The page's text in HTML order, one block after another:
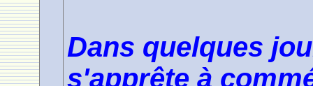
Dans quelques
s'apprête à